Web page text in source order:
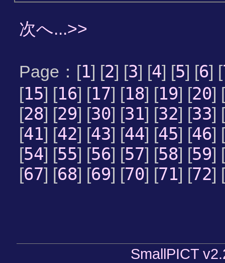
次へ...>>
Page：[1] [2] [3] [4] [5] [6] [
[15] [16] [17] [18] [19] [20] [
[28] [29] [30] [31] [32] [33] [
[41] [42] [43] [44] [45] [46] [
[54] [55] [56] [57] [58] [59] [
[67] [68] [69] [70] [71] [72] [
SmallPICT